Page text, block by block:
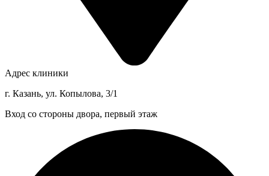
Адрес клиники
г. Казань, ул. Копылова, 3/1
Вход со стороны двора, первый этаж